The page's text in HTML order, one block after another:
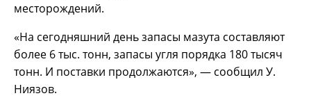
месторождений.
«На сегодняшний день запасы мазута составляют
более 6 тыс. тонн, запасы угля порядка 180 тысяч
тонн. И поставки продолжаются», — сообщил У.
Ниязов.